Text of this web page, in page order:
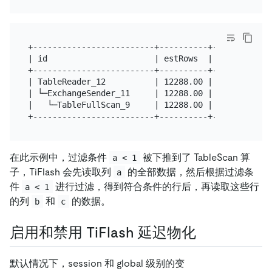
+-------------------------+----------
| id                      | estRows  | task
+-------------------------+----------
| TableReader_12          | 12288.00 | root
| └─ExchangeSender_11     | 12288.00 |
|   └─TableFullScan_9     | 12288.00 |
在此示例中，过滤条件 a < 1
被下推到了 TableScan 算
子，TiFlash 会先读取列
a
的全部数据，然后根据过滤条
件
a < 1
进行过滤，得到符合条件的行后，再读取这些行
的列
b 和 c 的数据。
启用和禁用 TiFlash 延迟物化
默认情况下，session 和 global 级别的变